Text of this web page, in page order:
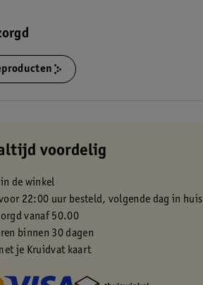
voordelig
de winkel
22:00 uur besteld, volgende dag in huis
vanaf 50.00
binnen 30 dagen
je Kruidvat kaart